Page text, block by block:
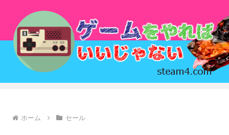
ホーム セール